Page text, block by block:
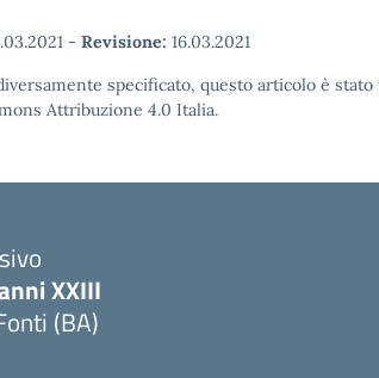
- Revisione: 16.03.2021
specificato, questo articolo è
Attribuzione 4.0 Italia.
XXIII
(BA)